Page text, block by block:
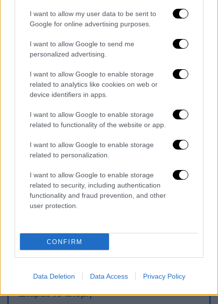
I want to allow my user data to be sent to
Google for online advertising purposes.
I want to allow Google to send me
personalized advertising.
I want to allow Google to enable storage
related to analytics like cookies on web or
device identifiers in apps.
I want to allow Google to enable storage
related to functionality of the website or app.
I want to allow Google to enable storage
related to personalization.
I want to allow Google to enable storage
related to security, including authentication
functionality and fraud prevention, and other
user protection.
CONFIRM
Data Deletion Data Access Privacy Policy
Την επόμενη ημέρα οι Αρχές προχώρησαν
σύλληψητων τριών νεαρών, οι οποίοι
ερευνάται εάν υπήρχε και τέταρτο άτομο
που να βιντεοσκοπούσε τον
Πληροφορίες αναφέρουν πως οι νεαροί
είχαν λάβει ξανά χρήματα από τον 16χρονο
Τα σχολιά σας δημοσιεύονται άμεσα με δική σας ευθύνη. Το
ΕΘΝΟΣ θα παρεμβαίνει και τα προσβλητικά σχόλια θα
καταχώρηση
Διαβάστε ακόμη